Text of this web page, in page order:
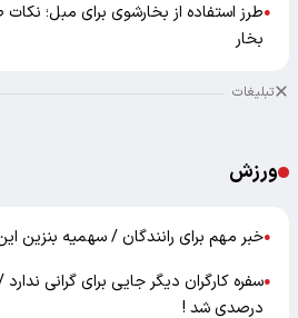
●طرز استفاده از بخارشوی برای مبل؛
بخار
تبلیغات
ورزش
●خبر مهم برای رانندگان / سهمیه بنزین
●
درصدی شد !